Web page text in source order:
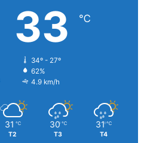
33 ℃
34º - 27º
62%
4.9 km/h
31 ℃
T2
30 ℃
T3
31 ℃
T4